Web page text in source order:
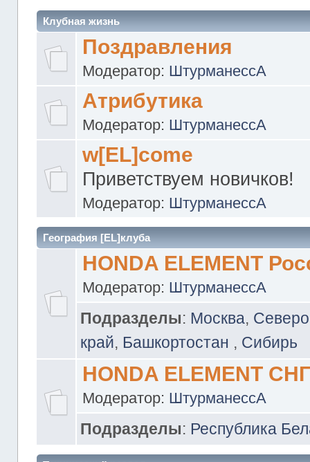
Клубная жизнь
Поздравления
Модератор: ШтурманессА
Атрибутика
Модератор: ШтурманессА
w[EL]come
Приветствуем новичков!
Модератор: ШтурманессА
География [EL]клуба
HONDA ELEMENT
Модератор: ШтурманессА
Подразделы: Москва,
край, Башкортостан , Сибирь
HONDA ELEMENT
Модератор: ШтурманессА
Подразделы: Республика